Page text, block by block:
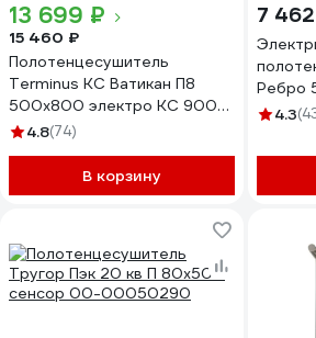
13 699 ₽
15 460 ₽
Полотенцесушитель
Terminus КС Ватикан П8
500x800 электро КС 9003
матовый 4670078527530
4.8(74)
В корзину
7
Ребро
4.3